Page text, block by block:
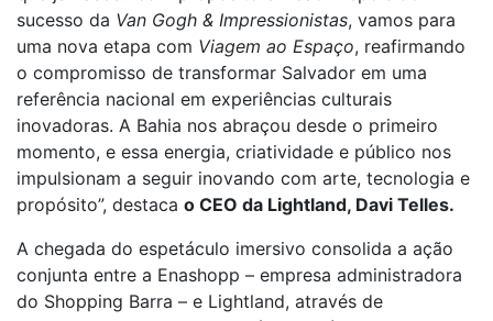
sucesso da Van Gogh & Impressionistas, vamos para
uma nova etapa com Viagem ao Espaço, reafirmando
o compromisso de transformar Salvador em uma
referência nacional em experiências culturais
inovadoras. A Bahia nos abraçou desde o primeiro
momento, e essa energia, criatividade e público nos
impulsionam a seguir inovando com arte, tecnologia e
propósito”, destaca o CEO da Lightland, Davi Telles.
A chegada do espetáculo imersivo consolida a ação
conjunta entre a Enashopp – empresa administradora
do Shopping Barra – e Lightland, através de